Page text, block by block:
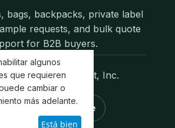
bags, backpacks, private label
requests, and bulk quote
for B2B buyers.
GK EuroSport, Inc.
Wholesale Quote
algunos
que requieren
cambiar o
más adelante.
Está bien